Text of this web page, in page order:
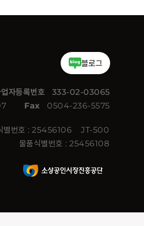
블로그
자등록번호 333-02-03065
Fax 0504-236-5575
별번호 : 25456106
JT-500
물품식별번호 : 25456108